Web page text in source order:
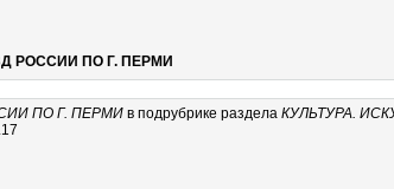
РОССИИ ПО Г. ПЕРМИ
ПО Г. ПЕРМИ в подрубрике раздела КУЛЬТУРА.